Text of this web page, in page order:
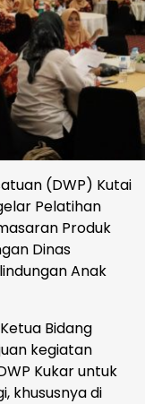
(DWP) Kutai
Pelatihan
Produk
Dinas
Anak
Bidang
kegiatan
Kukar untuk
khususnya di